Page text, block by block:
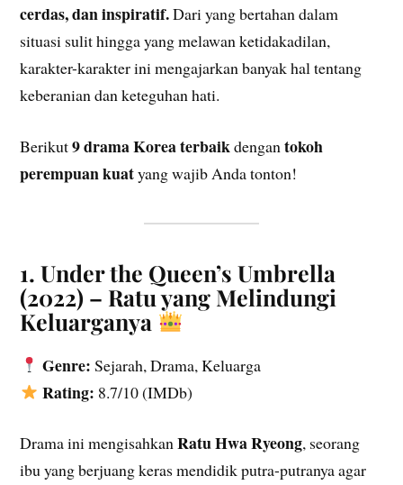
cerdas, dan inspiratif.Dari yang bertahan dalam
situasi sulit hingga yang melawan ketidakadilan,
karakter-karakter ini mengajarkan banyak hal tentang
keberanian dan keteguhan hati.
Berikut9 drama Korea terbaikdengantokoh
perempuan kuatyang wajib Anda tonton!
1. Under the Queen’s Umbrella
(2022) – Ratu yang Melindungi
Keluarganya
Genre: Sejarah, Drama, Keluarga
Rating: 8.7/10 (IMDb)
Drama ini mengisahkanRatu Hwa Ryeong, seorang
ibu yang berjuang keras mendidik putra-putranya agar